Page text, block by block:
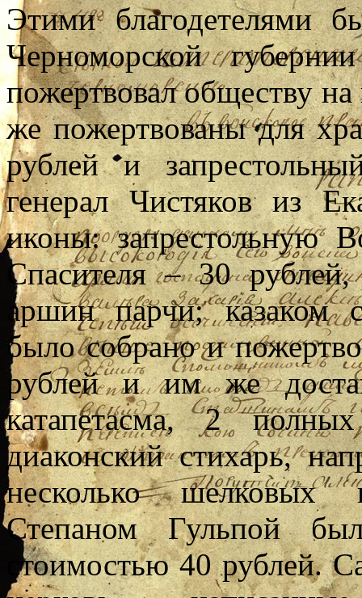
Этими благодетелями
Черноморской
пожертвовал обществу
же пожертвованы для
рублей и
генерал Чистяков из
иконы: запрестольную
Спасителя – 30
аршин парчи; казаком
было собрано и
рублей и им же
катапетасма, 2
диаконский стихарь,
несколько шелковых
Степаном Гульпой
стоимостью 40 рублей.